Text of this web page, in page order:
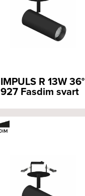
IMPULS R 13W 36°
927 Fasdim svart